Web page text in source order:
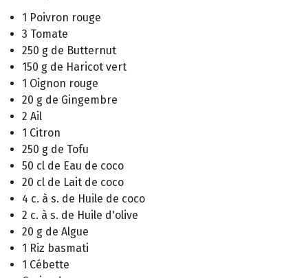
1 Poivron rouge
3 Tomate
250 g de Butternut
150 g de Haricot vert
1 Oignon rouge
20 g de Gingembre
2 Ail
1 Citron
250 g de Tofu
50 cl de Eau de coco
20 cl de Lait de coco
4 c. à s. de Huile de coco
2 c. à s. de Huile d'olive
20 g de Algue
1 Riz basmati
1 Cébette